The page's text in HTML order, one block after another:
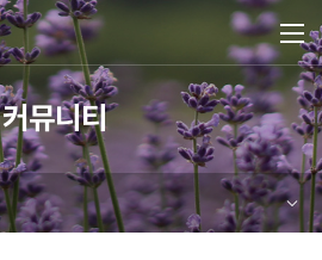
커뮤니티